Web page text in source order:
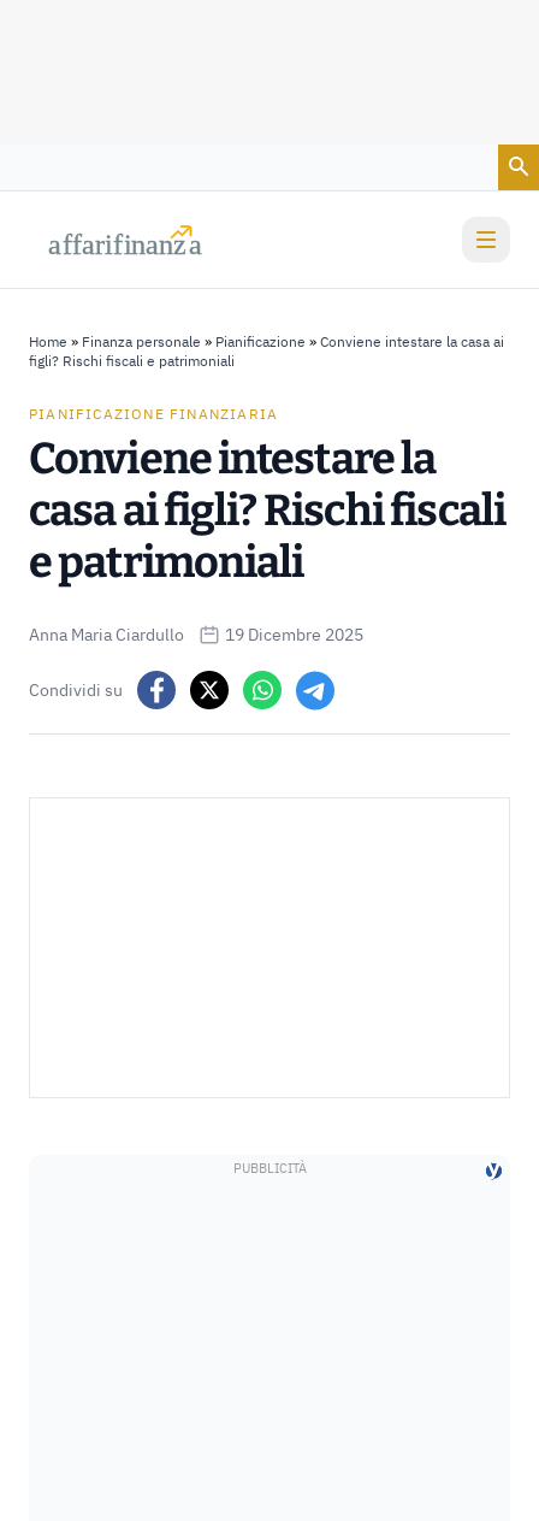
affarifinanza
affarifinanza
Home » Finanza personale » Pianificazione » Conviene intestare la casa ai
figli? Rischi fiscali e patrimoniali
PIANIFICAZIONE FINANZIARIA
Conviene intestare la
casa ai figli? Rischi fiscali
e patrimoniali
Anna Maria Ciardullo 19 Dicembre 2025
Condividi su